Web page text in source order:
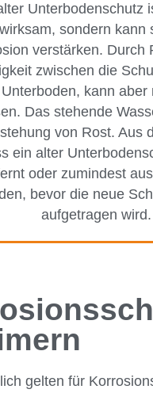
Unterbodenschutz
sondern kann
verstärken. Durch
zwischen die
kann aber
Das stehende
von Rost. Aus
ein alter
oder zumindest
bevor die neue
aufgetragen wird.
gelten für